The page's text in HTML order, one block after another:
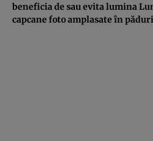
beneficia de sau evita lumina
capcane foto amplasate în